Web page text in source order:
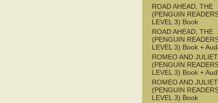
ROAD AHEAD, THE
(PENGUIN
LEVEL 3) Book
ROAD AHEAD, THE
(PENGUIN
LEVEL 3) Book +
ROMEO AND JULIET
(PENGUIN
LEVEL 3) Book +
ROMEO AND JULIET
(PENGUIN
LEVEL 3) Book